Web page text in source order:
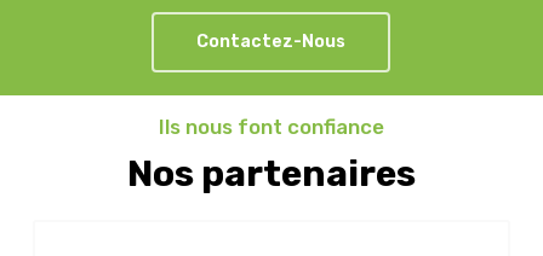
Contactez-Nous
Ils nous font confiance
Nos partenaires